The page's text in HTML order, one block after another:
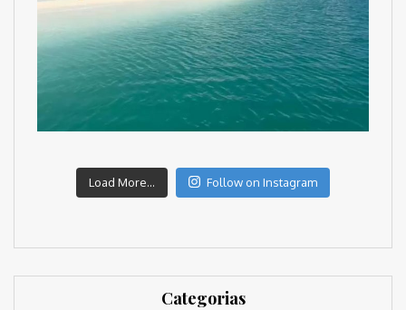
Load More... Follow on Instagram
Categorias